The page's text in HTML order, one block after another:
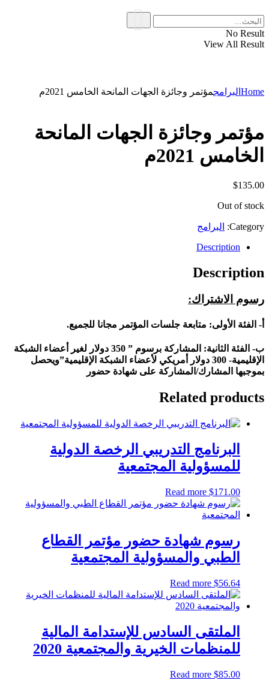
No Result
View All Result
Home البرامجمؤتمر وجائزة الجهات المانحة الخامس 2021م
مؤتمر وجائزة الجهات المانحة
الخامس 2021م
$135.00
Out of stock
Category:
البرامج
Description
Description
رسوم الاشتراك:
أ- الفئة الأولى: متابعة جلسات المؤتمر مجانا للجميع.
ب- الفئة الثانية: المشاركة برسوم ” 350 دولار لغير أعضاء الشبكة
الإقليمية- 300 دولار أمريكي لأعضاء الشبكة الإقليمية”
ويحصل
بموجبها المشارك/المشاركة على شهادة حضور
Related products
البرنامج التدريبي الرخصة الدولية
للمسؤولية المجتمعية
$171.00
Read more
رسوم شهادة حضور مؤتمر القطاع
الطبي والمسؤولية المجتمعية
$56.64
Read more
الملتقى السادس للإستدامة المالية
للمنظمات الخيرية والمجتمعية 2020
$85.00
Read more